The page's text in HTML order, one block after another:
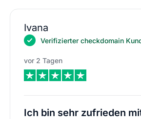
Ivana
Verifizierter checkdomain
vor 2 Tagen
Ich bin sehr zufrieden